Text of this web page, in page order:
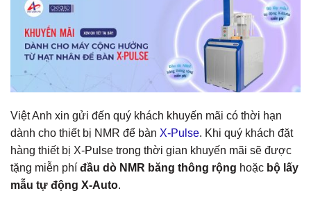
Việt Anh xin gửi đến quý khách khuyến mãi có thời hạn
dành cho thiết bị NMR để bàn X-Pulse. Khi quý khách đặt
hàng thiết bị X-Pulse trong thời gian khuyến mãi sẽ được
tặng miễn phí đầu dò NMR băng thông rộng hoặc bộ lấy
mẫu tự động X-Auto.